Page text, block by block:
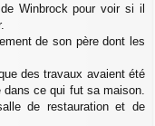
Winbrock pour voir si il
de son père dont les
des travaux avaient été
ce qui fut sa maison.
de restauration et de